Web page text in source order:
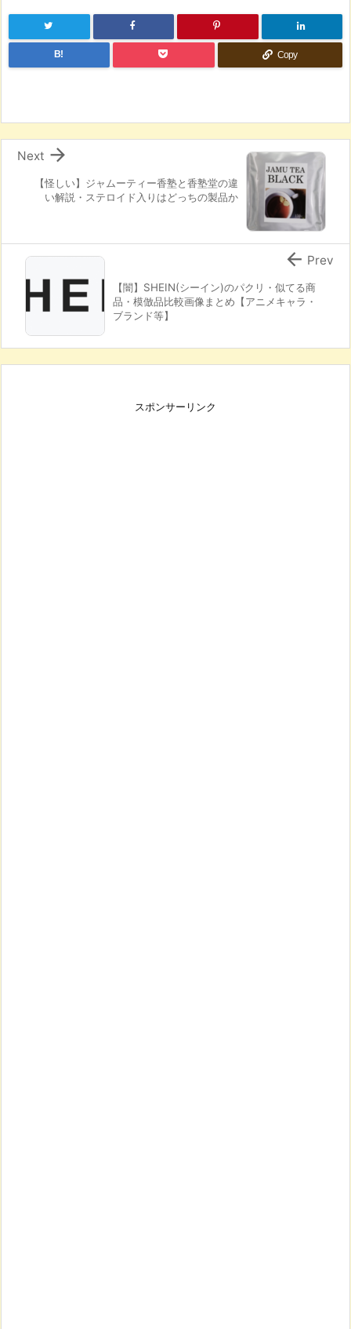
B! Copy
【怪しい】ジャムーティー香塾と香塾堂の違
い解説・ステロイド入りはどっちの製品か

Next
【闇】SHEIN(シーイン)のパクリ・似てる商
品・模倣品比較画像まとめ【アニメキャラ・
ブランド等】
 Prev
スポンサーリンク